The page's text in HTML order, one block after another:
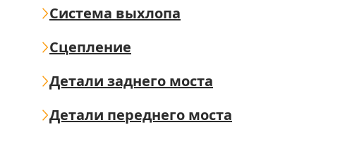
Система выхлопа
Сцепление
Детали заднего моста
Детали переднего моста